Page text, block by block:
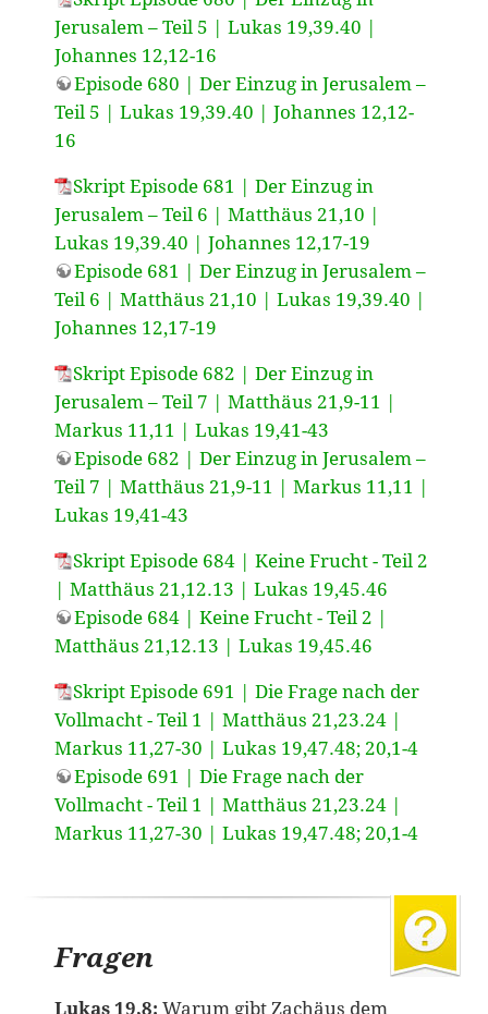
Jerusalem – Teil 5 | Lukas 19,39.40 |
Johannes 12,12-16
Episode 680 | Der Einzug in Jerusalem –
Teil 5 | Lukas 19,39.40 | Johannes 12,12-
16
Skript Episode 681 | Der Einzug in
Jerusalem – Teil 6 | Matthäus 21,10 |
Lukas 19,39.40 | Johannes 12,17-19
Episode 681 | Der Einzug in Jerusalem –
Teil 6 | Matthäus 21,10 | Lukas 19,39.40 |
Johannes 12,17-19
Skript Episode 682 | Der Einzug in
Jerusalem – Teil 7 | Matthäus 21,9-11 |
Markus 11,11 | Lukas 19,41-43
Episode 682 | Der Einzug in Jerusalem –
Teil 7 | Matthäus 21,9-11 | Markus 11,11 |
Lukas 19,41-43
Skript Episode 684 | Keine Frucht - Teil 2
| Matthäus 21,12.13 | Lukas 19,45.46
Episode 684 | Keine Frucht - Teil 2 |
Matthäus 21,12.13 | Lukas 19,45.46
Skript Episode 691 | Die Frage nach der
Vollmacht - Teil 1 | Matthäus 21,23.24 |
Markus 11,27-30 | Lukas 19,47.48; 20,1-4
Episode 691 | Die Frage nach der
Vollmacht - Teil 1 | Matthäus 21,23.24 |
Markus 11,27-30 | Lukas 19,47.48; 20,1-4
Fragen
Lukas 19,8: Warum gibt Zachäus dem